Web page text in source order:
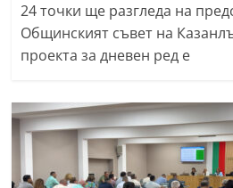
24 точки ще разгледа на
Общинският съвет на
проекта за дневен ред е